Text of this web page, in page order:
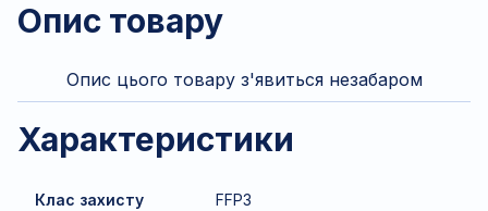
Опис товару
Опис цього товару з'явиться незабаром
Характеристики
Клас захисту FFP3